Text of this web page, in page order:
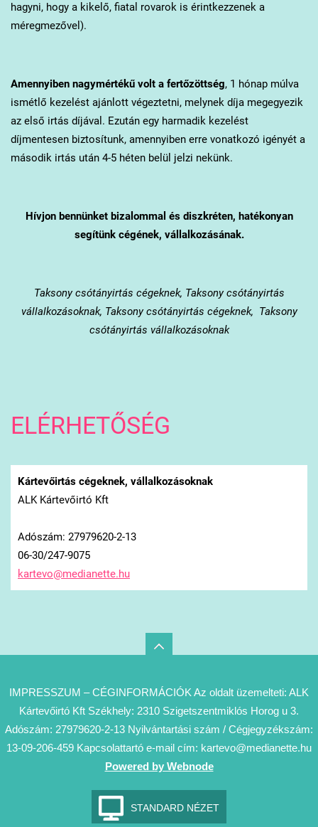
hagyni, hogy a kikelő, fiatal rovarok is érintkezzenek a
méregmezővel).
Amennyiben nagymértékű volt a fertőzöttség, 1 hónap múlva
ismétlő kezelést ajánlott végeztetni, melynek díja megegyezik
az első irtás díjával. Ezután egy harmadik kezelést
díjmentesen biztosítunk, amennyiben erre vonatkozó igényét a
második irtás után 4-5 héten belül jelzi nekünk.
Hívjon bennünket bizalommal és diszkréten, hatékonyan
segítünk cégének, vállalkozásának.
Taksonycsótányirtás cégeknek, Taksony csótányirtás
vállalkozásoknak, Taksony csótányirtás cégeknek, Taksony
csótányirtás vállalkozásoknak
ELÉRHETŐSÉG
Kártevőirtás cégeknek, vállalkozásoknak
ALK Kártevőirtó Kft
Adószám: 27979620-2-13
06-30/247-9075
kartevo@medianette.hu
IMPRESSZUM – CÉGINFORMÁCIÓK Az oldalt üzemelteti: ALK
Kártevőirtó Kft Székhely: 2310 Szigetszentmiklós Horog u 3.
Adószám: 27979620-2-13 Nyilvántartási szám / Cégjegyzékszám:
13-09-206-459 Kapcsolattartó e-mail cím: kartevo@medianette.hu
Powered by Webnode
STANDARD NÉZET